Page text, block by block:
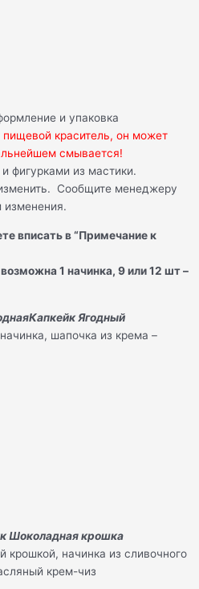
и упаковка
краситель, он может
смывается!
фигурками из мастики.
Сообщите менеджеру
изменения.
вписать в “Примечание к
1 начинка, 9 или 12 шт –
Капкейк Ягодный
шапочка из крема –
Шоколадная крошка
крошкой, начинка из сливочного
крем-чиз